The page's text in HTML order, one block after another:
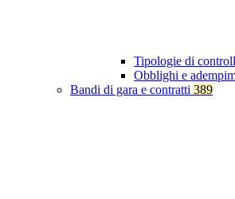
Tipologie di
Obblighi e
Bandi di gara e contratti 389